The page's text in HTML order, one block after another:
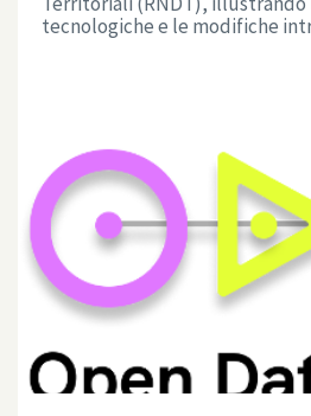
tecnologiche e le modifiche